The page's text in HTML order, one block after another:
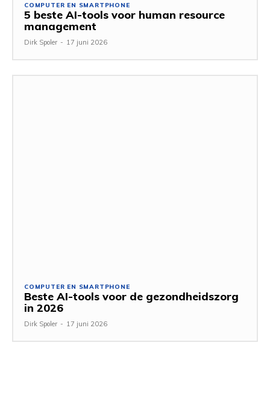
COMPUTER EN SMARTPHONE
5 beste AI-tools voor human resource
management
Dirk Spoler - 17 juni 2026
COMPUTER EN SMARTPHONE
Beste AI-tools voor de gezondheidszorg
in 2026
Dirk Spoler - 17 juni 2026